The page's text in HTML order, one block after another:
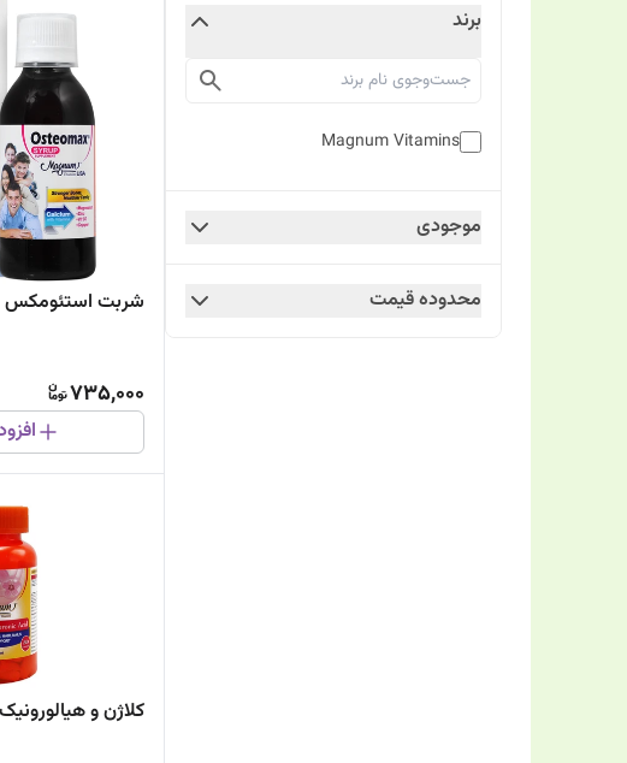
برند
Magnum Vitamins
موجودی
محدوده قیمت شربت استئومکس
735,000
کلاژن و